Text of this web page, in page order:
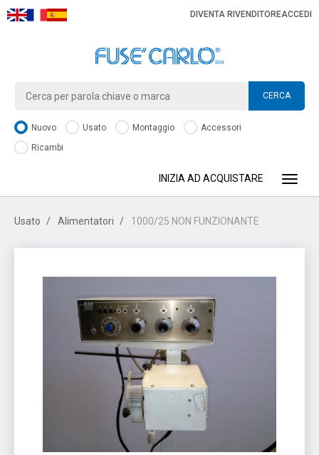
DIVENTA RIVENDITOREACCEDI
CERCA
Nuovo Usato Montaggio
Accessori
Ricambi
INIZIA AD ACQUISTARE
Usato Alimentatori 1000/25 NON FUNZIONANTE